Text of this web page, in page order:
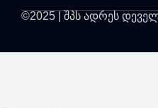
©2025 | შპს ადრეს